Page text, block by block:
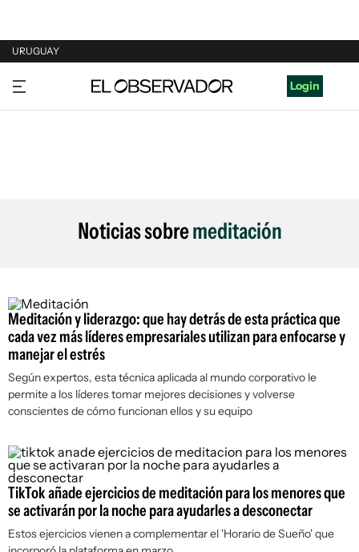
URUGUAY
URUGUAY
ARGENTINA
Login
Noticias sobremeditación
Meditación y liderazgo: que hay detrás de esta práctica que
cada vez más líderes empresariales utilizan para enfocarse y
manejar el estrés
Según expertos, esta técnica aplicada al mundo corporativo le
permite a los líderes tomar mejores decisiones y volverse
conscientes de cómo funcionan ellos y su equipo
TikTok añade ejercicios de meditación para los menores que
se activarán por la noche para ayudarles a desconectar
Estos ejercicios vienen a complementar el 'Horario de Sueño' que